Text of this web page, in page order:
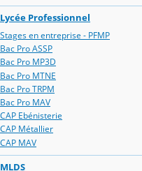
Lycée Professionnel
Stages en entreprise - PFMP
Bac Pro ASSP
Bac Pro MP3D
Bac Pro MTNE
Bac Pro TRPM
Bac Pro MAV
CAP Ebénisterie
CAP Métallier
CAP MAV
MLDS